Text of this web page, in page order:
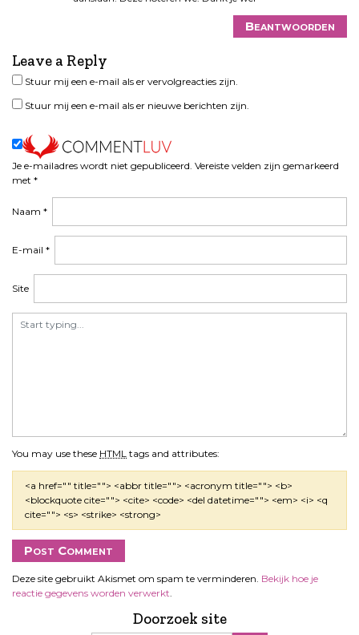
a
t
i
Beantwoorden
Leave a Reply
Je e-mailadres wordt niet gepubliceerd. Vereiste velden zijn gemarkeerd
met *
You may use these HTML tags and attributes:
<a href="" title=""> <abbr title=""> <acronym title=""> <b>
<blockquote cite=""> <cite> <code> <del datetime=""> <em> <i> <q
cite=""> <s> <strike> <strong>
Naam *
E-mail *
Site
Stuur mij een e-mail als er vervolgreacties zijn.
Stuur mij een e-mail als er nieuwe berichten zijn.
Deze site gebruikt Akismet om spam te verminderen. Bekijk hoe je
reactie gegevens worden verwerkt.
Doorzoek site